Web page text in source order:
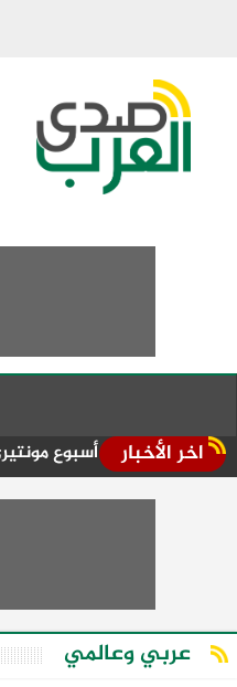
اخر الأخبار
عربي وعالمي